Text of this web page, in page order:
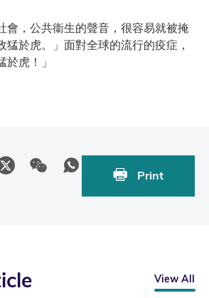
會，公共衞生的聲音，很容易就被掩
猛於虎。」面對全球的流行的疫症，
虎！」
Print
View All